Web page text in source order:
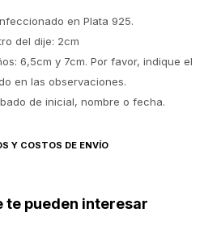
en Plata 925.
del dije: 2cm
6,5cm y 7cm. Por favor, indique el
en las observaciones.
de inicial, nombre o fecha.
Y COSTOS DE ENVÍO
te pueden interesar